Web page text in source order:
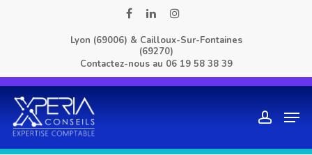
facebooklinkedininstagram
Lyon (69006) & Cailloux-Sur-Fontaines
(69270)
Contactez-nous au 06 19 58 38 39